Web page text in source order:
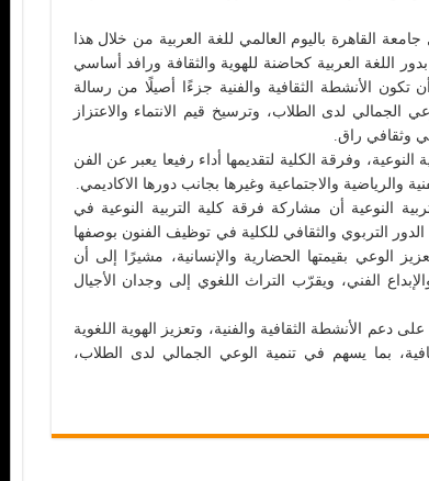
القاهرة باليوم العالمي للغة العربية من خلال هذا
اللغة العربية كحاضنة للهوية والثقافة ورافد أساسي
تكون الأنشطة الثقافية والفنية جزءًا أصيلًا من رسالة
الجمالي لدى الطلاب، وترسيخ قيم الانتماء والاعتزاز
وثقافي راق.
وفرقة الكلية لتقديمها أداء رفيعا يعبر عن الفن
والرياضية والاجتماعية وغيرها بجانب دورها الاكاديمي.
النوعية أن مشاركة فرقة كلية التربية النوعية في
الدور التربوي والثقافي للكلية في توظيف الفنون بوصفها
الوعي بقيمتها الحضارية والإنسانية، مشيرًا إلى أن
الفني، ويقرّب التراث اللغوي إلى وجدان الأجيال
دعم الأنشطة الثقافية والفنية، وتعزيز الهوية اللغوية
بما يسهم في تنمية الوعي الجمالي لدى الطلاب،